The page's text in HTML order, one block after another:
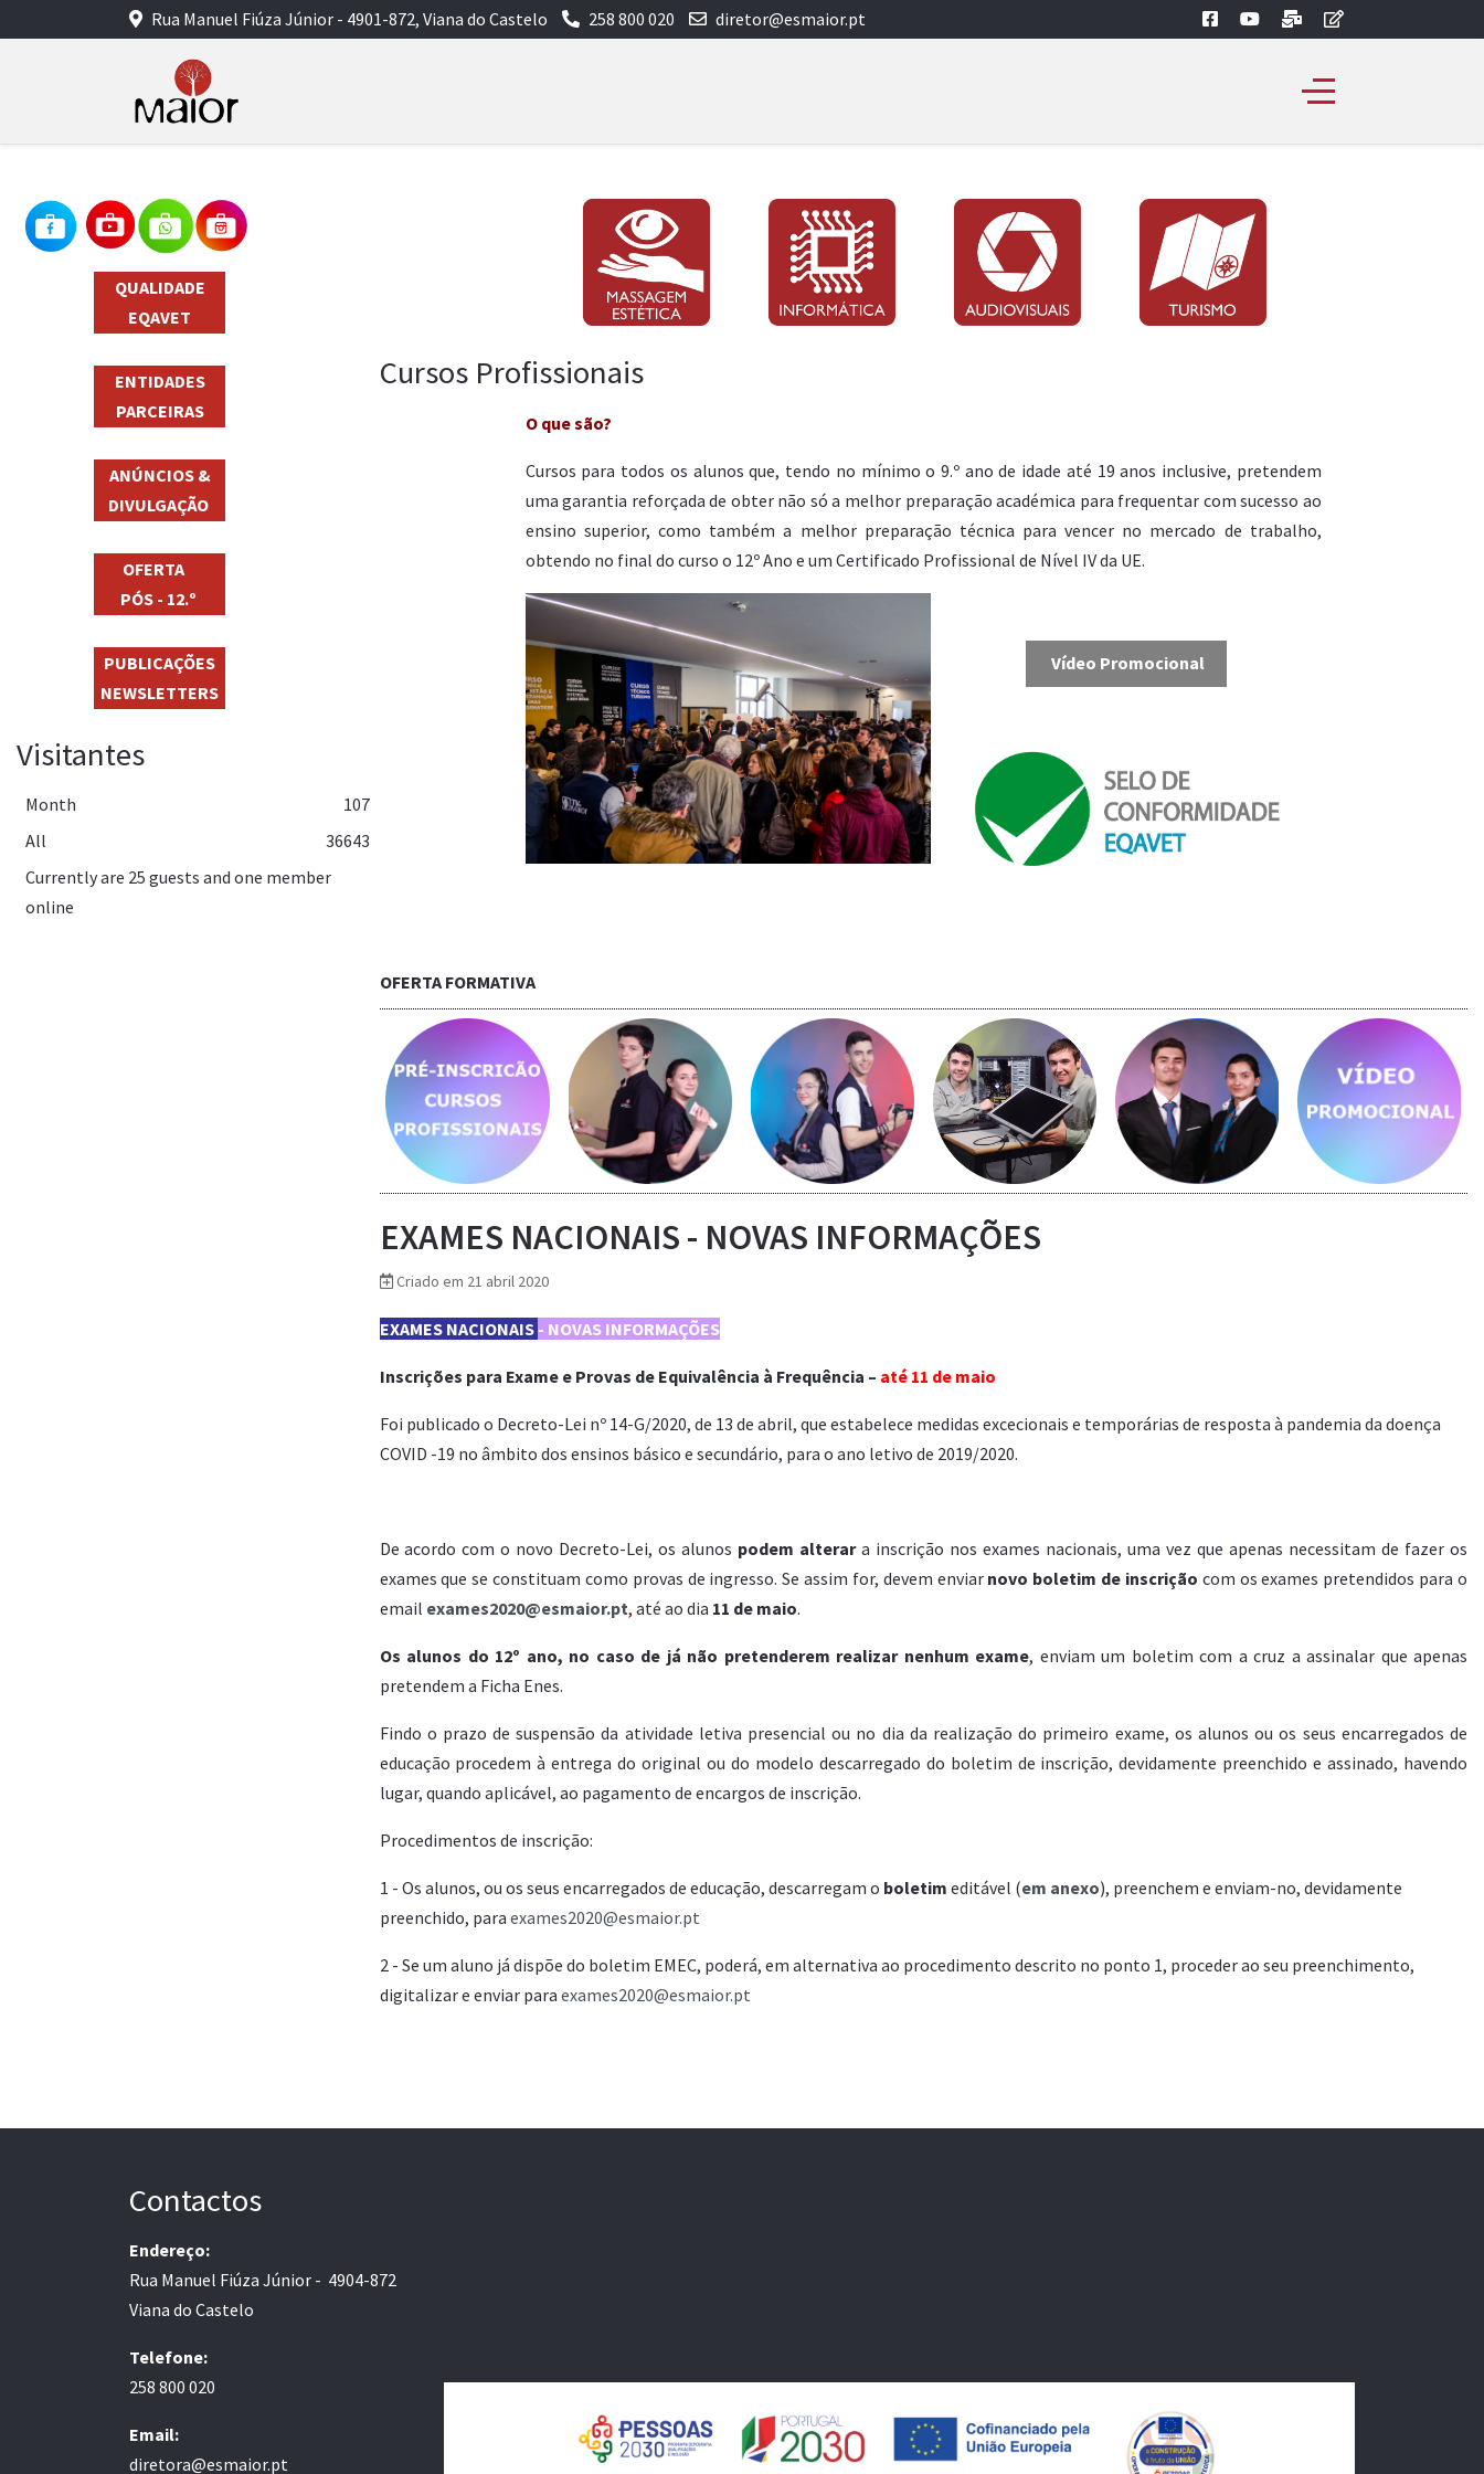
Rua Manuel Fiúza Júnior - 4901-872, Viana do Castelo 258 800 020 diretor@esmaior.pt
QUALIDADE
EQAVET
ENTIDADES
PARCEIRAS
ANÚNCIOS &
DIVULGAÇÃO
OFERTA
PÓS - 12.º
PUBLICAÇÕES
NEWSLETTERS
Visitantes
Month
107
All
36643
Currently are 25 guests and one member
online
Cursos Profissionais
O que são?
Cursos para todos os alunos que, tendo no mínimo o 9.º ano de idade até 19 anos inclusive, pretendem
uma garantia reforçada de obter não só a melhor preparação académica para frequentar com sucesso ao
ensino superior, como também a melhor preparação técnica para vencer no mercado de trabalho,
obtendo no final do curso o 12º Ano e um Certificado Profissional de Nível IV da UE.
Vídeo Promocional
OFERTA FORMATIVA
Saber mais...
Saber mais... Saber mais...
Saber mais...
Saber mais...
Saber mais...
EXAMES NACIONAIS - NOVAS INFORMAÇÕES
Criado em 21 abril 2020
EXAMES NACIONAIS - NOVAS INFORMAÇÕES
Inscrições para Exame e Provas de Equivalência à Frequência – até 11 de maio
Foi publicado o Decreto-Lei nº 14-G/2020, de 13 de abril, que estabelece medidas excecionais e temporárias de resposta à pandemia da doença
COVID -19 no âmbito dos ensinos básico e secundário, para o ano letivo de 2019/2020.
De acordo com o novo Decreto-Lei, os alunos podem alterara inscrição nos exames nacionais, uma vez que apenas necessitam de fazer os
exames que se constituam como provas de ingresso. Se assim for, devem enviar novo boletim de inscrição com os exames pretendidos para o
email exames2020@esmaior.pt, até ao dia 11 de maio.
Os alunos do 12º ano, no caso de já não pretenderem realizar nenhum exame, enviam um boletim com a cruz a assinalar que apenas
pretendem a Ficha Enes.
Findo o prazo de suspensão da atividade letiva presencial ou no dia da realização do primeiro exame, os alunos ou os seus encarregados de
educação procedem à entrega do original ou do modelo descarregado do boletim de inscrição, devidamente preenchido e assinado, havendo
lugar, quando aplicável, ao pagamento de encargos de inscrição.
Procedimentos de inscrição:
1 - Os alunos, ou os seus encarregados de educação, descarregam o boletim editável (em anexo), preenchem e enviam-no, devidamente
preenchido, para exames2020@esmaior.pt
2 - Se um aluno já dispõe do boletim EMEC, poderá, em alternativa ao procedimento descrito no ponto 1, proceder ao seu preenchimento,
digitalizar e enviar para exames2020@esmaior.pt
Contactos
Endereço:
Rua Manuel Fiúza Júnior - 4904-872
Viana do Castelo
Telefone:
258 800 020
Email:
diretora@esmaior.pt